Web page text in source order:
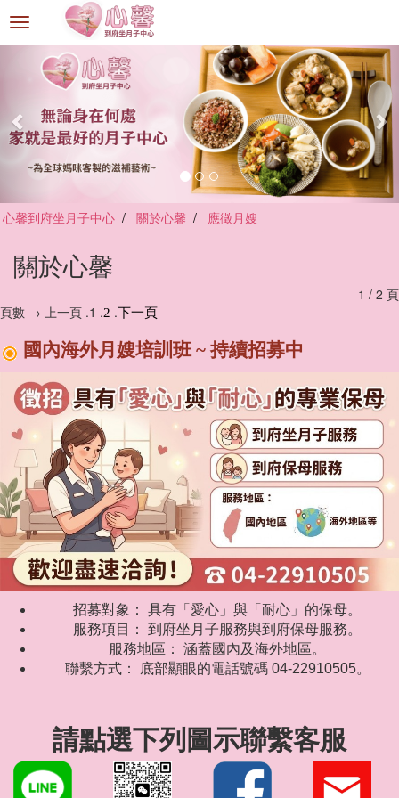
選
單
心馨到府坐月子中心 關於心馨 應徵月嫂
關於心馨
1 / 2 頁
頁數 → 上一頁 .1 .2 .下一頁
國內海外月嫂培訓班 ~ 持續招募中
招募對象： 具有「愛心」與「耐心」的保母。
服務項目： 到府坐月子服務與到府保母服務。
服務地區： 涵蓋國內及海外地區。
聯繫方式： 底部顯眼的電話號碼 04-22910505。
請點選下列圖示聯繫客服